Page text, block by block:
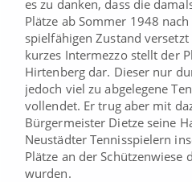
es zu danken, dass die
Plätze ab Sommer 1948
spielfähigen Zustand
kurzes Intermezzo stellt der
Hirtenberg dar. Dieser nur
jedoch viel zu abgelegene
vollendet. Er trug aber mit
Bürgermeister Dietze seine
Neustädter Tennisspielern
Plätze an der Schützenwiese
wurden.